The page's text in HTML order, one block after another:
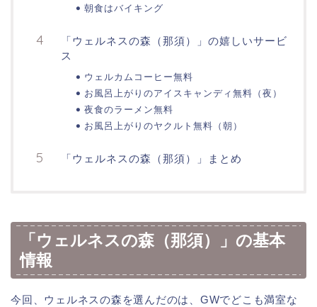
朝食はバイキング
「ウェルネスの森（那須）」の嬉しいサービ
ス
ウェルカムコーヒー無料
お風呂上がりのアイスキャンディ無料（夜）
夜食のラーメン無料
お風呂上がりのヤクルト無料（朝）
「ウェルネスの森（那須）」まとめ
「ウェルネスの森（那須）」の基本
情報
今回、ウェルネスの森を選んだのは、GWでどこも満室な